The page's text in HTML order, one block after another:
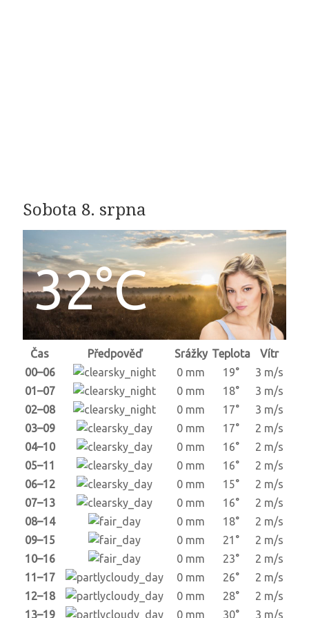
Sobota 8. srpna
32°C
Čas Předpověď Srážky Teplota
Vítr
00–06
0 mm 19°
3 m/s
01–07
0 mm 18°
3 m/s
02–08
0 mm 17°
3 m/s
03–09
0 mm 17°
2 m/s
04–10
0 mm 16°
2 m/s
05–11
0 mm 16°
2 m/s
06–12
0 mm 15°
2 m/s
07–13
0 mm 16°
2 m/s
08–14
0 mm 18°
2 m/s
09–15
0 mm 21°
2 m/s
10–16
0 mm 23°
2 m/s
11–17
0 mm 26°
2 m/s
12–18
0 mm 28°
2 m/s
13–19
0 mm 30° 3 m/s